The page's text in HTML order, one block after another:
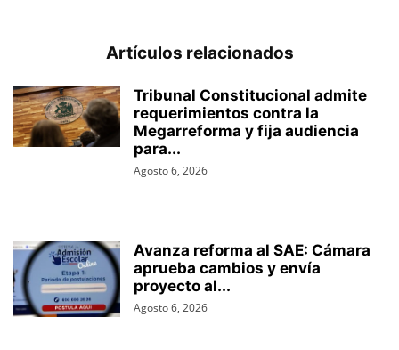
Artículos relacionados
Tribunal Constitucional admite
requerimientos contra la
Megarreforma y fija audiencia
para...
Agosto 6, 2026
Avanza reforma al SAE: Cámara
aprueba cambios y envía
proyecto al...
Agosto 6, 2026